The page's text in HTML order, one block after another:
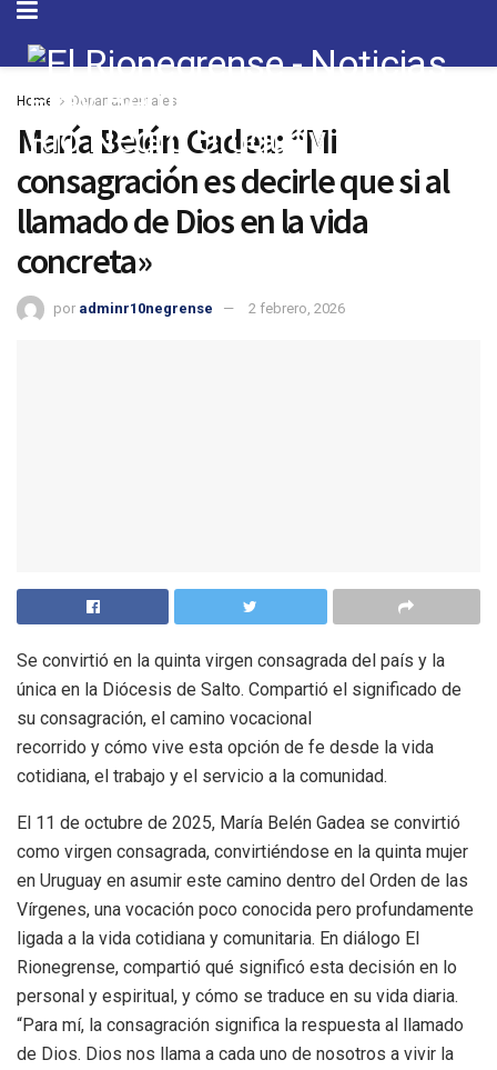
Home Departamentales
María Belén Gadea: “Mi
consagración es decirle que si al
llamado de Dios en la vida
concreta»
por adminr10negrense 2 febrero, 2026
Se convirtió en la quinta virgen consagrada del país y la
única en la Diócesis de Salto. Compartió el significado de
su consagración, el camino vocacional
recorrido y cómo vive esta opción de fe desde la vida
cotidiana, el trabajo y el servicio a la comunidad.
El 11 de octubre de 2025, María Belén Gadea se convirtió
como virgen consagrada, convirtiéndose en la quinta mujer
en Uruguay en asumir este camino dentro del Orden de las
Vírgenes, una vocación poco conocida pero profundamente
ligada a la vida cotidiana y comunitaria. En diálogo El
Rionegrense, compartió qué significó esta decisión en lo
personal y espiritual, y cómo se traduce en su vida diaria.
“Para mí, la consagración significa la respuesta al llamado
de Dios. Dios nos llama a cada uno de nosotros a vivir la